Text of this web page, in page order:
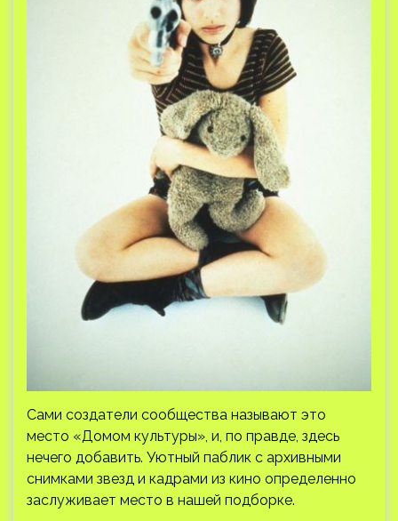
Сами создатели сообщества называют это
место «Домом культуры», и, по правде, здесь
нечего добавить. Уютный паблик с архивными
снимками звезд и кадрами из кино определенно
заслуживает место в нашей подборке.